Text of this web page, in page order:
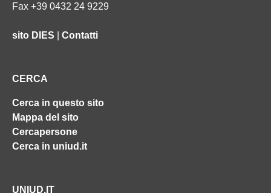
Fax +39 0432 24 9229
sito DIES |Contatti
CERCA
Cerca in questo sito
Mappa del sito
Cercapersone
Cerca in uniud.it
UNIUD.IT